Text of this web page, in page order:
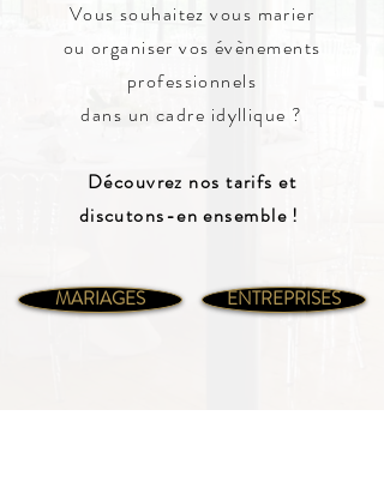
Vous souhaitez vous marier
ou organiser vos évènements
professionnels
dans un cadre idyllique ?
Découvrez nos tarifs et
discutons-en ensemble !
MARIAGES ENTREPRISES